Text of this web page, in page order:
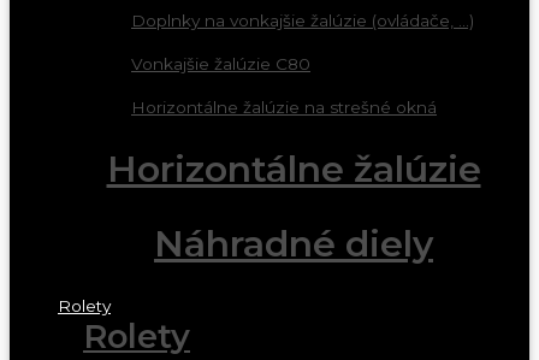
Doplnky na vonkajšie žalúzie (ovládače, ...)
Vonkajšie žalúzie C80
Horizontálne žalúzie na strešné okná
Horizontálne žalúzie
Náhradné diely
Rolety
Rolety